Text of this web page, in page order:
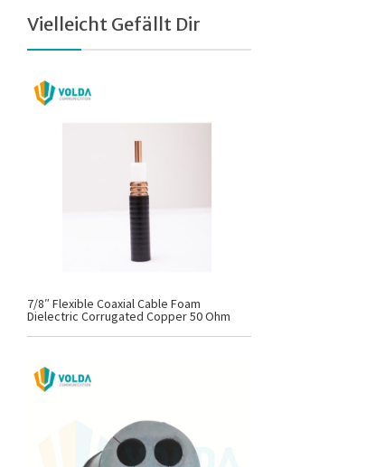
Vielleicht Gefällt Dir
7/8″ Flexible Coaxial Cable Foam
Dielectric Corrugated Copper 50 Ohm